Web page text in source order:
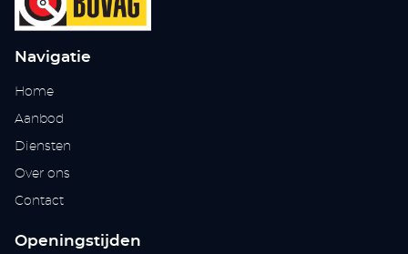
Navigatie
Home
Aanbod
Diensten
Over ons
Contact
Openingstijden